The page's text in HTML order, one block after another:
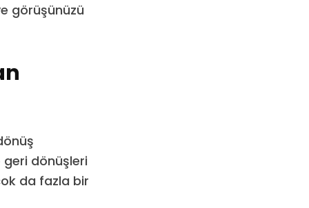
görüşünüzü
dönüşleri
da fazla bir